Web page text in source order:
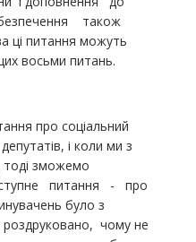
також
ці питання можуть
восьми питань.
про соціальний
і коли ми з
тоді зможемо
питання - про
було з
чому не